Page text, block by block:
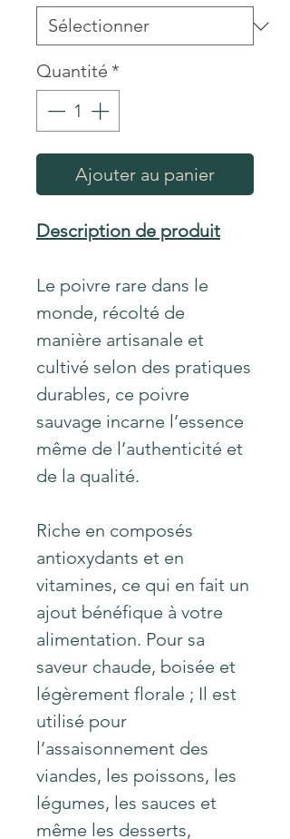
Quantité *
Ajouter au panier
Description de produit
Le poivre rare dans le
monde, récolté de
manière artisanale et
cultivé selon des pratiques
durables, ce poivre
sauvage incarne l’essence
même de l’authenticité et
de la qualité.
Riche en composés
antioxydants et en
vitamines, ce qui en fait un
ajout bénéfique à votre
alimentation. Pour sa
saveur chaude, boisée et
légèrement florale ; Il est
utilisé pour
l’assaisonnement des
viandes, les poissons, les
légumes, les sauces et
même les desserts,